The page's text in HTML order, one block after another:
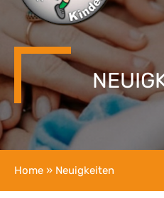
Home » Neuigkeiten